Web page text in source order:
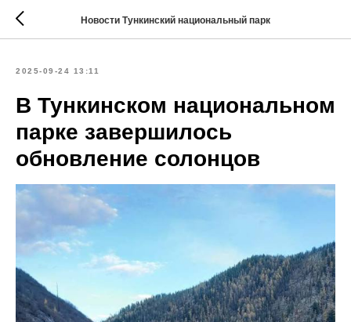
Новости Тункинский национальный парк
2025-09-24 13:11
В Тункинском национальном
парке завершилось
обновление солонцов